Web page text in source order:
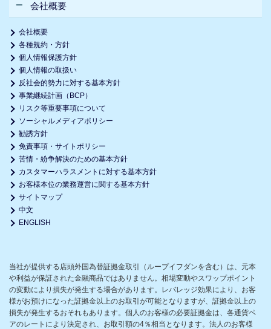
会社概要
会社概要
各種規約・方針
個人情報保護方針
個人情報の取扱い
反社会的勢力に対する基本方針
事業継続計画（BCP）
リスク等重要事項について
ソーシャルメディアポリシー
勧誘方針
免責事項・サイトポリシー
苦情・紛争解決のための基本方針
カスタマーハラスメントに対する基本方針
お客様本位の業務運営に関する基本方針
サイトマップ
中文
ENGLISH
当社が提供する店頭外国為替証拠金取引（ループイフダンを含む）は、元本
や利益が保証された金融商品ではありません。相場変動やスワップポイント
の変動により損失が発生する場合があります。レバレッジ効果により、お客
様がお預けになった証拠金以上のお取引が可能となりますが、証拠金以上の
損失が発生するおそれもあります。個人のお客様の必要証拠金は、各通貨ペ
アのレートにより決定され、お取引額の4％相当となります。法人のお客様